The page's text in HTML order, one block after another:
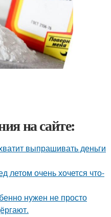
на сайте:
выпрашивать деньги
летом очень хочется что-
нужен не просто